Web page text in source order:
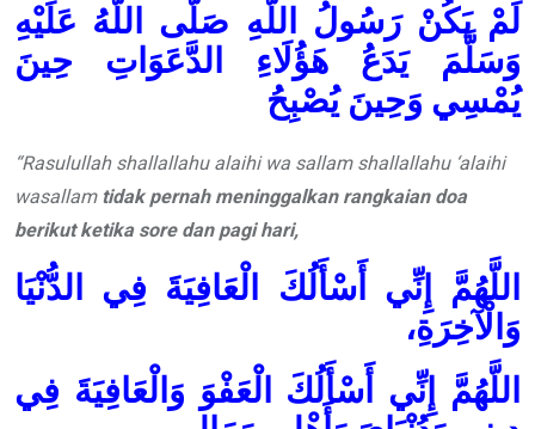
لَمْ يَكُنْ رَسُولُ اللَّهِ صَلَّى اللَّهُ عَلَيْهِ
وَسَلَّمَ يَدَعُ هَؤُلَاءِ الدَّعَوَاتِ حِينَ
يُمْسِي وَحِينَ يُصْبِحُ
“Rasulullah shallallahu alaihi wa sallam shallallahu ‘alaihi
wasallam tidak pernah meninggalkan rangkaian doa
berikut ketika sore dan pagi hari,
اللَّهُمَّ إِنِّي أَسْأَلُكَ الْعَافِيَةَ فِي الدُّنْيَا
وَالْآخِرَةِ،
اللَّهُمَّ إِنِّي أَسْأَلُكَ الْعَفْوَ وَالْعَافِيَةَ فِي